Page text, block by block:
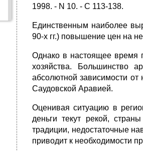
1998. - N 10. - С 113-138.
Единственным наиболее
90-х гг.) повышение цен на
Однако в настоящее время
хозяйства. Большинство
абсолютной зависимости
Саудовской Аравией.
Оценивая ситуацию в
деньги текут рекой,
традиции, недостаточные
приводит к необходимости